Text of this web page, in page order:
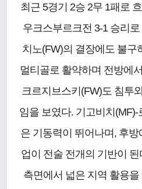
최근 5경기 2승 2무 1패로
우크스부르크전 3-1 승리
치노(FW)의 결장에도 불구
멀티골로 활약하며 전방에
크르지브스키(FW)도 침투
임을 보였다. 기고비치
은 기동력이 뛰어나며, 후
업이 전술 전개의 기반이
측면에서 넓은 지역 활용